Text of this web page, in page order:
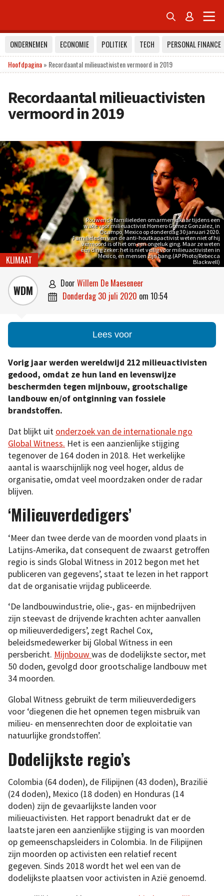
 
ONDERNEMEN ECONOMIE POLITIEK TECH
PERSONAL FINANCE
Hoofdpagina» Recordaantal milieuactivisten vermoord in 2019
Recordaantal milieuactivisten
vermoord in 2019
Rouwende familieleden omarmen elkaar tijdens een
wake voor milieuactivist Homero Gomez Gonzalez, in
Ocampo, Mexico op donderdag 30 januari 2020.
Familieleden van de anti-houtkapactivist weten niet of hij
vermoord is of het om een ongeluk ging. Maar ze weten
één ding zeker: het is niet veilig voor milieuactivisten in
Mexico, en mensen zijn bang.(AP Photo/Rebecca
Blackwell)
KLIMAAT
WDM  door Willem De Maeseneer
 donderdag 30 juli 2020 om 10:54
Lees voor
Vorig jaar werden wereldwijd 212 milieuactivisten
gedood, omdat ze hun land en levenswijze
beschermden tegen mijnbouw, grootschalige
landbouw en/of ontginning van fossiele
brandstoffen.
Dat blijkt uit onderzoek van de internationale ngo
Global Witness. Het is een aanzienlijke stijging
tegenover de 164 doden in 2018. Het werkelijke
aantal is waarschijnlijk nog veel hoger, aldus de
organisatie, omdat veel moordzaken onder de radar
blijven.
‘Milieuverdedigers’
‘Meer dan twee derde van de moorden vond plaats in
Latijns-Amerika, dat consequent de zwaarst getroffen
regio is sinds Global Witness in 2012 begon met het
publiceren van gegevens’, staat te lezen in het rapport
dat de organisatie vrijdag publiceerde.
‘De landbouwindustrie, olie-, gas- en mijnbedrijven
zijn steevast de drijvende krachten achter aanvallen
op milieuverdedigers’, zegt Rachel Cox,
beleidsmedewerker bij Global Witness in een
persbericht. Mijnbouw was de dodelijkste sector, met
50 doden, gevolgd door grootschalige landbouw met
34 moorden.
Global Witness gebruikt de term milieuverdedigers
voor ‘diegenen die het opnemen tegen misbruik van
milieu- en mensenrechten door de exploitatie van
natuurlijke grondstoffen’.
Dodelijkste regio’s
Colombia (64 doden), de Filipijnen (43 doden), Brazilië
(24 doden), Mexico (18 doden) en Honduras (14
doden) zijn de gevaarlijkste landen voor
milieuactivisten. Het rapport benadrukt dat er de
laatste jaren een aanzienlijke stijging is van moorden
op gemeenschapsleiders in Colombia. In de Filipijnen
zijn moorden op activisten een relatief recent
gegeven. Sinds 2018 wordt het wel een van de
dodelijkste plaatsen voor activisten in Azië genoemd.